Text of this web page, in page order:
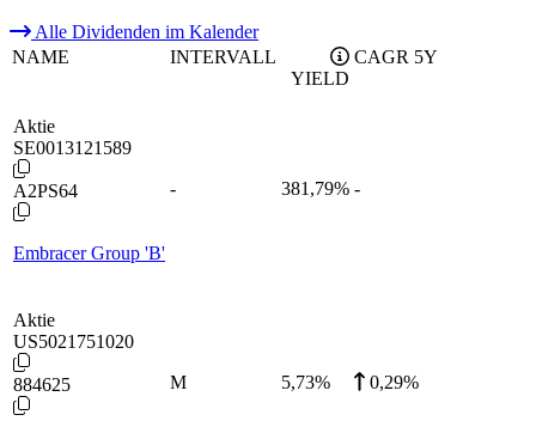
Alle Dividenden im Kalender
NAME
INTERVALL
YIELD
CAGR 5Y
Aktie
SE0013121589
A2PS64
Embracer Group 'B'
- 381,79% -
Aktie
US5021751020
884625 M 5,73% 0,29%